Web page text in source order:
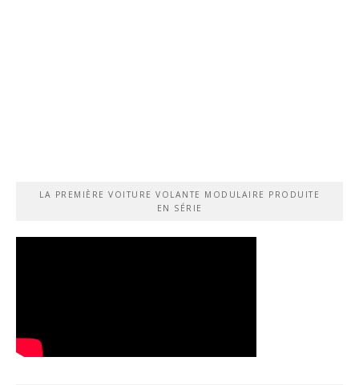
LA PREMIÈRE VOITURE VOLANTE MODULAIRE PRODUITE
EN SÉRIE